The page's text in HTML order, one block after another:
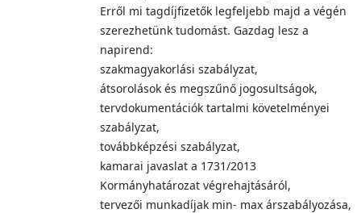
Erről mi tagdíjfizetők legfeljebb majd a végén
szerezhetünk tudomást. Gazdag lesz a
napirend:
szakmagyakorlási szabályzat,
átsorolások és megszűnő jogosultságok,
tervdokumentációk tartalmi követelményei
szabályzat,
továbbképzési szabályzat,
kamarai javaslat a 1731/2013
Kormányhatározat végrehajtásáról,
tervezői munkadíjak min- max árszabályozása,